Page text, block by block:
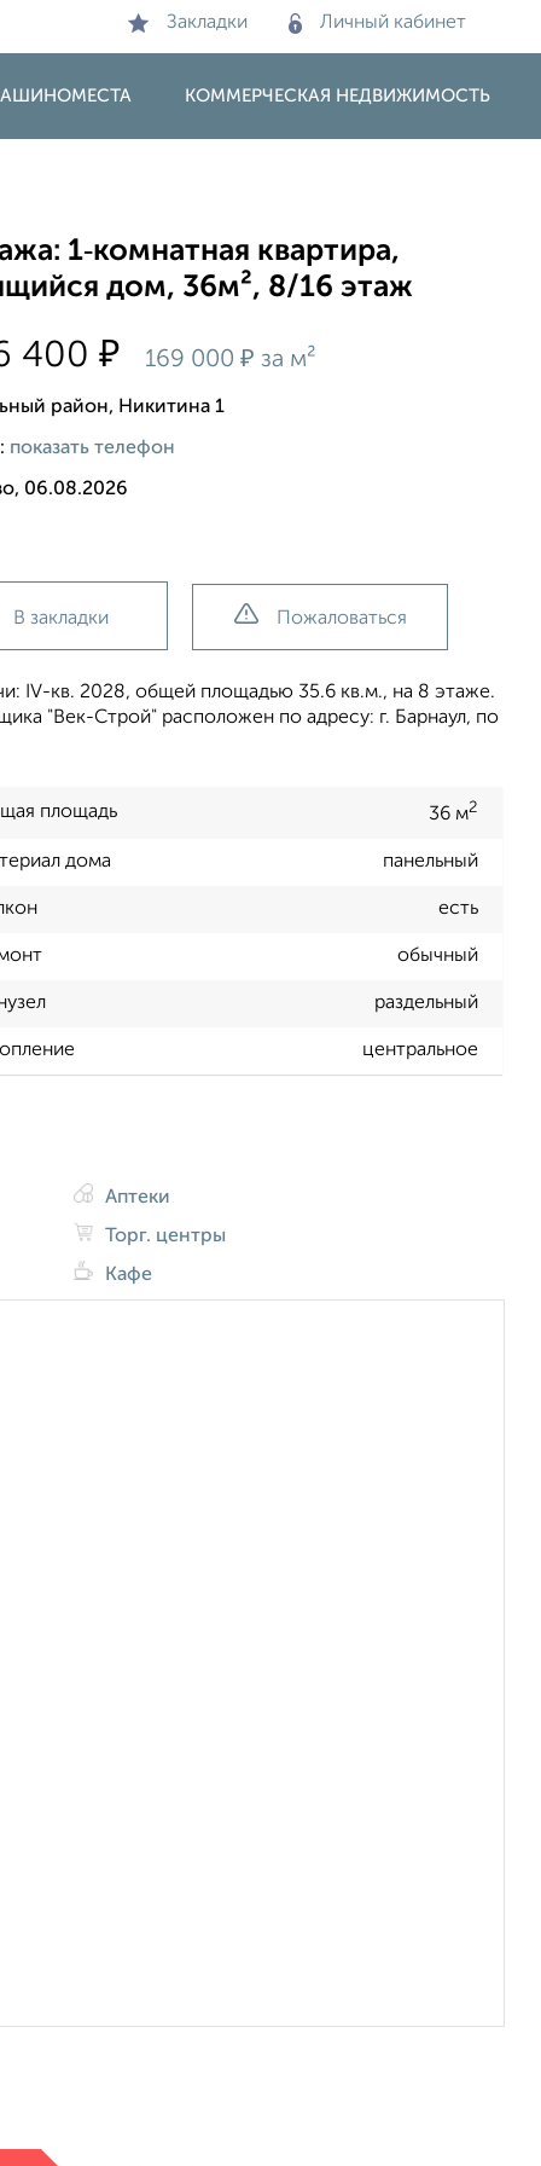
Закладки Личный кабинет
КОММЕРЧЕСКАЯ НЕДВИЖИМОСТЬ
1‑комнатная квартира,
дом, 36м², 8/16 этаж
400₽ 169 000₽ за м²
район, Никитина 1
показать телефон
06.08.2026
В закладки Пожаловаться
IV-кв. 2028, общей площадью 35.6 кв.м., на 8 этаже.
"Век-Строй" расположен по адресу: г. Барнаул, по
площадь 36 м2
дома панельный
есть
обычный
раздельный
центральное
Аптеки
Торг. центры
Кафе